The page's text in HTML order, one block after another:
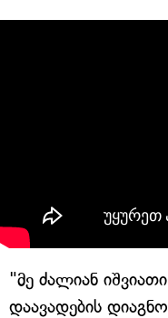
"მე ძალიან
დაავადების